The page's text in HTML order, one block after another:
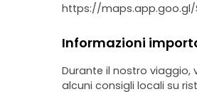
https://maps.app.goo.gl/
Informazioni
Durante il nostro viaggio,
alcuni consigli locali su